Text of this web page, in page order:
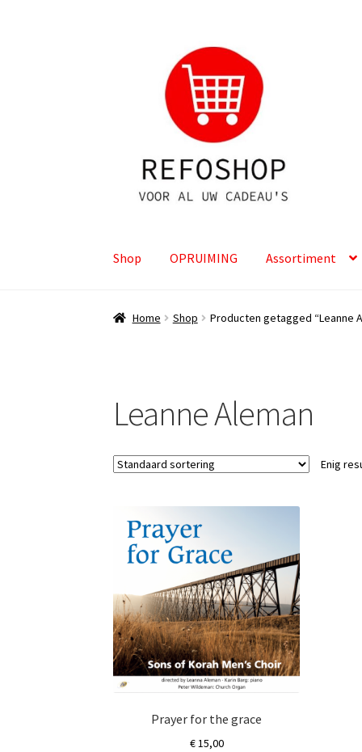
Shop OPRUIMING Assortiment
Home Shop Producten getagged “Leanne
Leanne Aleman
Enig
Prayer for the grace
€15,00